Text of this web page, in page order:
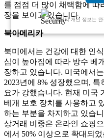
고객님의 개인 정보는
를 점점 더 많이 채택함에 따
장을 보이고 있습니다.
북아메리카
북미에서는 건강에 대한 인
심이 높아짐에 따라 방수 베
장하고 있습니다. 미국에서
2023년에 8% 성장했으며,
요가 강했습니다. 현재 미국
베개 보호 장치를 사용하고
하는 부분을 차지하고 있습
상거래 비중은 온라인 쇼핑
에서 50% 이상으로 확대되